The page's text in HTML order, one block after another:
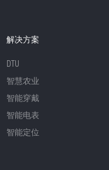
解决方案
DTU
智慧农业
智能穿戴
智能电表
智能定位